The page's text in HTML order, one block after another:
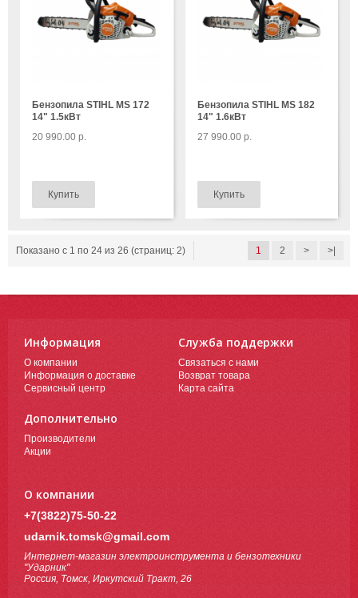
Бензопила STIHL MS 172
14" 1.5кВт
20 990.00 р.
Бензопила STIHL MS 182
14" 1.6кВт
27 990.00 р.
1 2 > >|
Показано с 1 по 24 из 26 (страниц: 2)
Информация
О компании
Информация о доставке
Сервисный центр
Служба поддержки
Связаться с нами
Возврат товара
Карта сайта
Дополнительно
Производители
Акции
О компании
+7(3822)75-50-22
udarnik.tomsk@gmail.com
Интернет-магазин электроинструмента и бензотехники
"Ударник"
Россия, Томск, Иркутский Тракт, 26